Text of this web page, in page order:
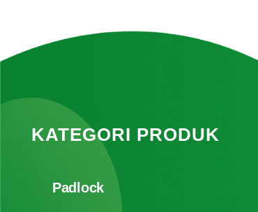
KATEGORI PRODUK
Padlock